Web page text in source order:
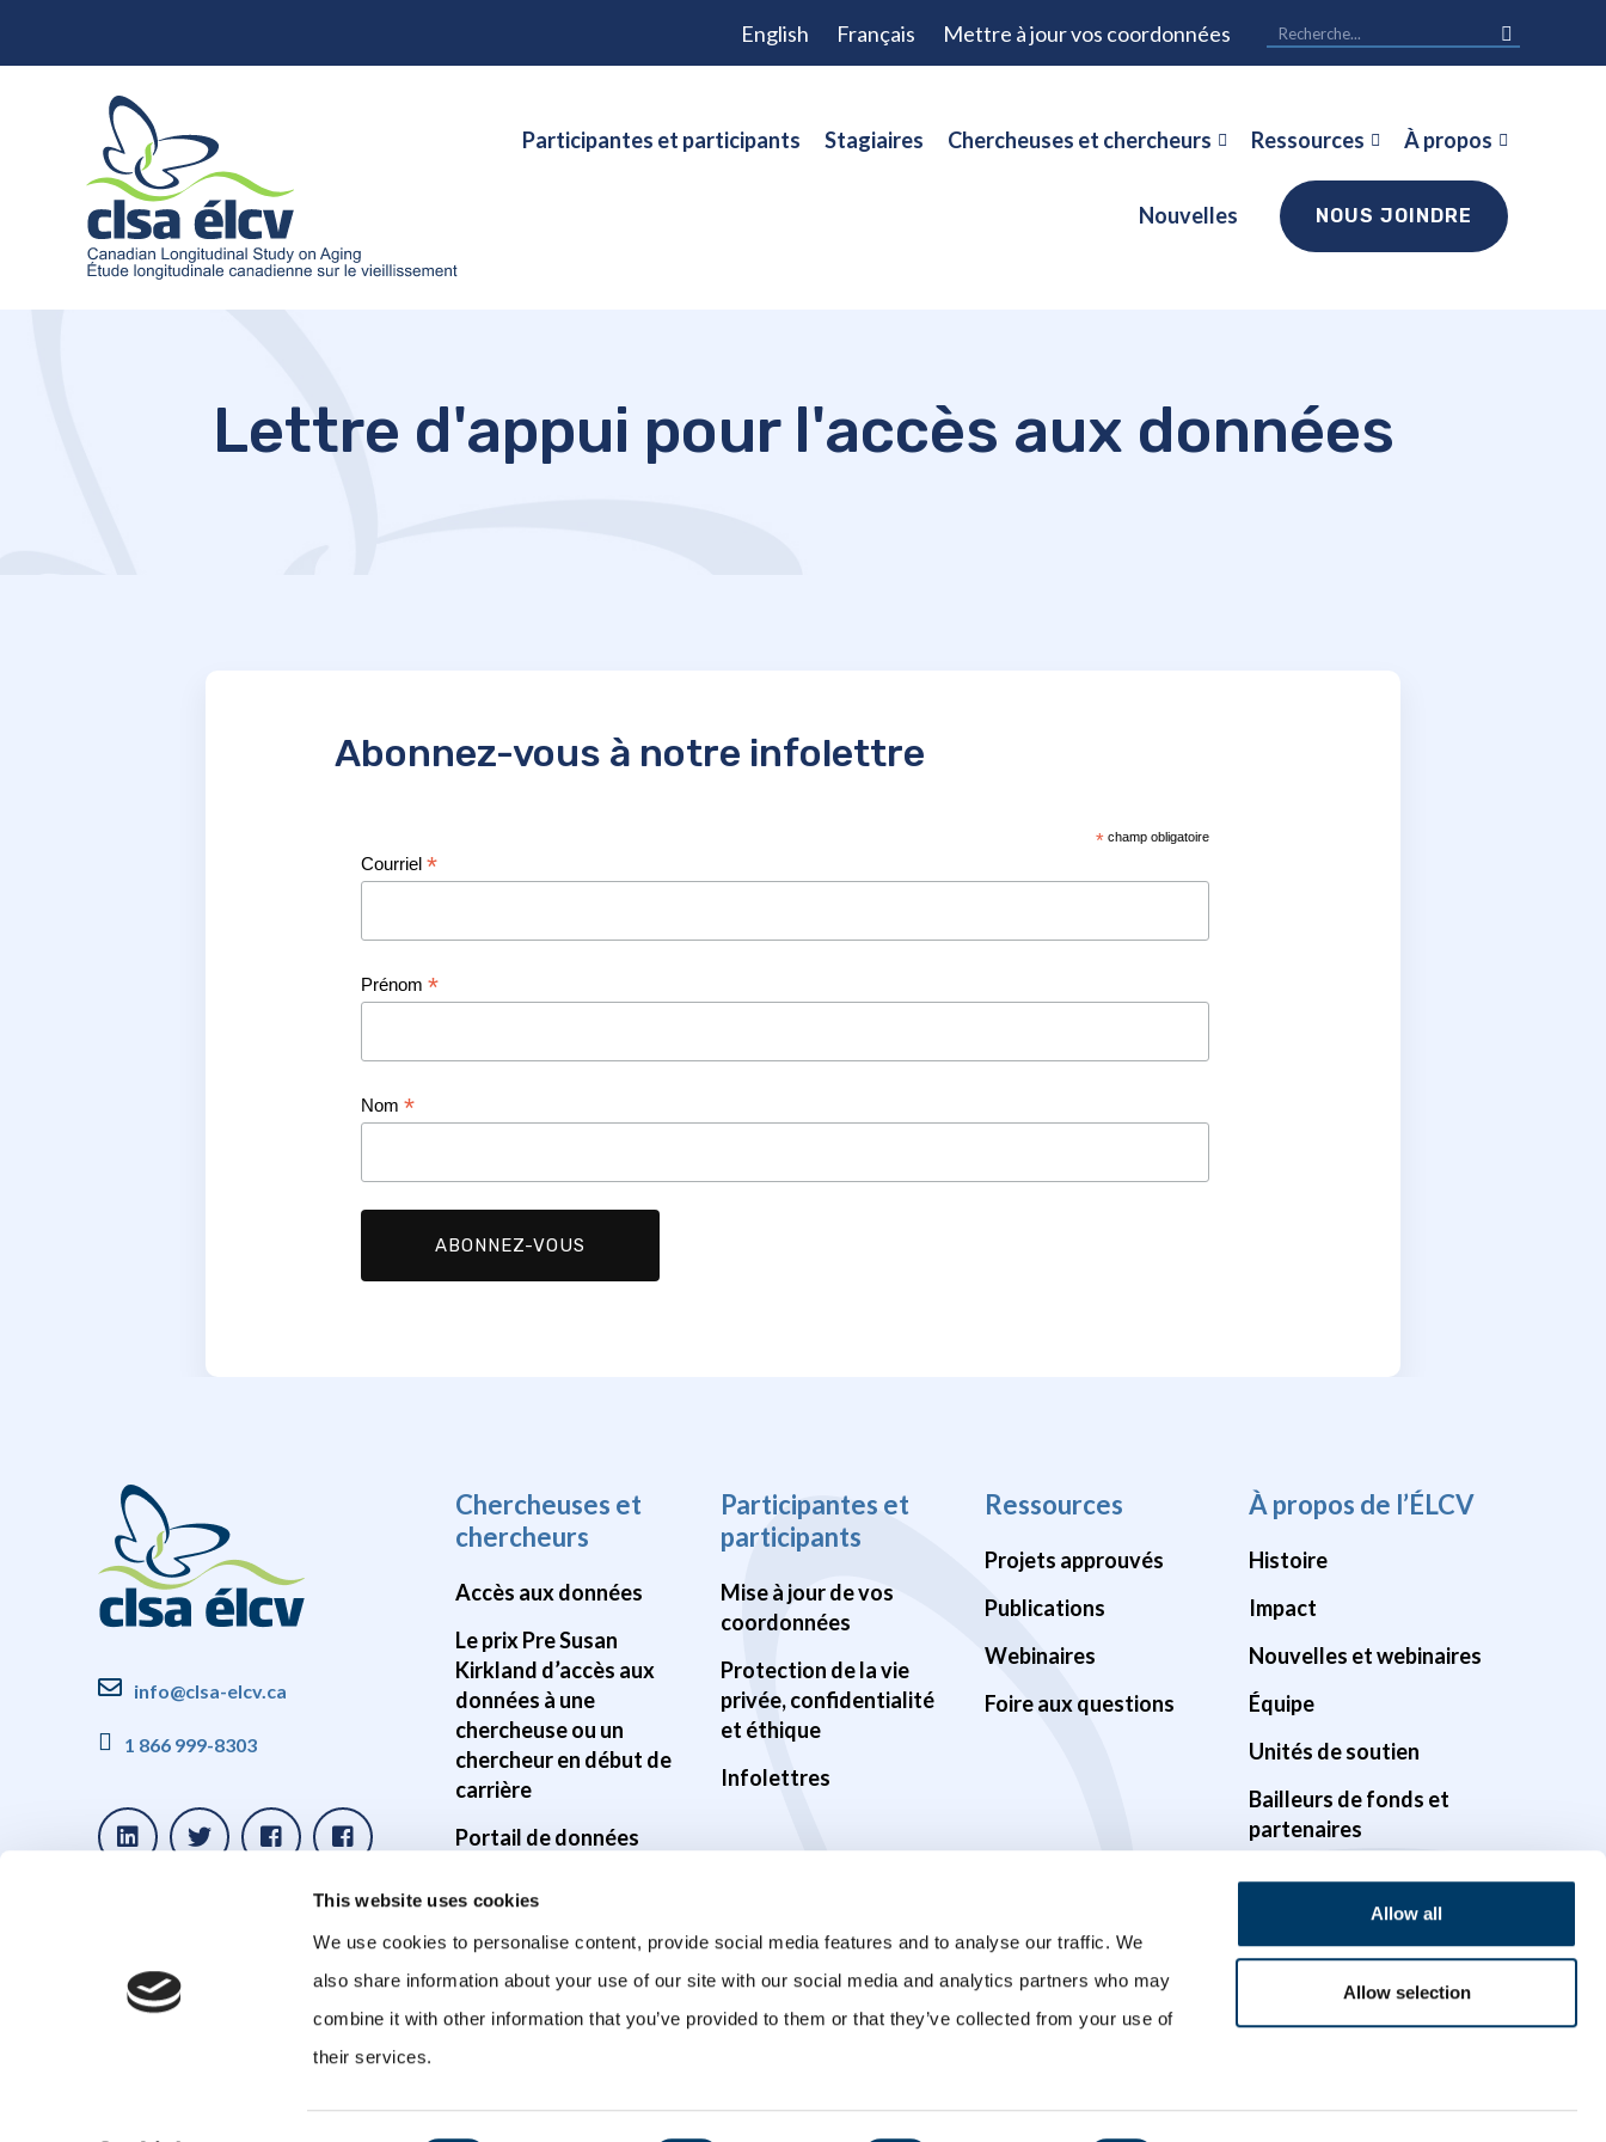
This website uses cookies
We use cookies to personalise content, provide social media features and to analyse our traffic. We
also share information about your use of our site with our social media and analytics partners who may
combine it with other information that you’ve provided to them or that they’ve collected from your use of
their services.
Allow all
Allow selection
English Français Mettre à jour vos coordonnées
Participantes et participants Stagiaires Chercheuses et chercheurs Ressources À propos
Nouvelles NOUS JOINDRE
Lettre d'appui pour l'accès aux données
Abonnez-vous à notre infolettre
* champ obligatoire
Courriel *
Prénom *
Nom *
info@clsa-elcv.ca
1 866 999-8303
Chercheuses et
chercheurs
Accès aux données
Le prix Pre Susan
Kirkland d’accès aux
données à une
chercheuse ou un
chercheur en début de
carrière
Portail de données
données
cerveau
Participantes et
participants
Mise à jour de vos
coordonnées
Protection de la vie
privée, confidentialité
et éthique
Infolettres
Ressources
Projets approuvés
Publications
Webinaires
Foire aux questions
À propos de l’ÉLCV
Histoire
Impact
Nouvelles et webinaires
Équipe
Unités de soutien
Bailleurs de fonds et
partenaires
Gouvernance